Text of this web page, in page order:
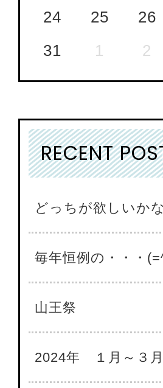
24 25 26
31
1 2
RECENT
どっちが欲しいか
毎年恒例の・・・
山王祭
2024年 １月～３